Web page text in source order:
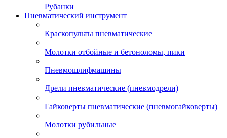
Рубанки
Пневматический инструмент
Краскопульты пневматические
Молотки отбойные и бетоноломы, пики
Пневмошлифмашины
Дрели пневматические (пневмодрели)
Гайковерты пневматические (пневмогайковерты)
Молотки рубильные